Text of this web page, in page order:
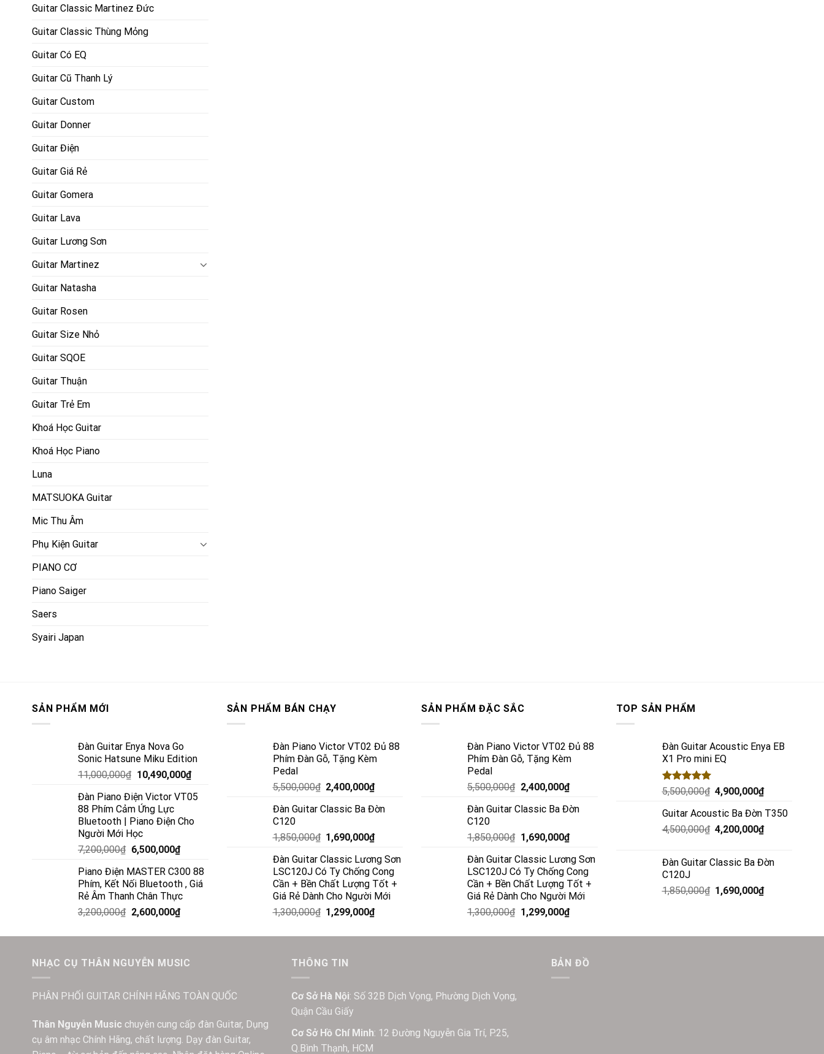
Guitar Classic Martinez Đức
Guitar Classic Thùng Mỏng
Guitar Có EQ
Guitar Cũ Thanh Lý
Guitar Custom
Guitar Donner
Guitar Điện
Guitar Giá Rẻ
Guitar Gomera
Guitar Lava
Guitar Lương Sơn
Guitar Martinez
Guitar Natasha
Guitar Rosen
Guitar Size Nhỏ
Guitar SQOE
Guitar Thuận
Guitar Trẻ Em
Khoá Học Guitar
Khoá Học Piano
Luna
MATSUOKA Guitar
Mic Thu Âm
Phụ Kiện Guitar
PIANO CƠ
Piano Saiger
Saers
Syairi Japan
SẢN PHẨM MỚI
Đàn Guitar Enya Nova Go
Sonic Hatsune Miku Edition
11,000,000₫ 10,490,000₫
Đàn Piano Điện Victor VT05
88 Phím Cảm Ứng Lực
Bluetooth | Piano Điện Cho
Người Mới Học
7,200,000₫ 6,500,000₫
Piano Điện MASTER C300 88
Phím, Kết Nối Bluetooth , Giá
Rẻ Âm Thanh Chân Thực
3,200,000₫ 2,600,000₫
SẢN PHẨM BÁN CHẠY
Đàn Piano Victor VT02 Đủ 88
Phím Đàn Gỗ, Tặng Kèm
Pedal
5,500,000₫ 2,400,000₫
Đàn Guitar Classic Ba Đờn
C120
1,850,000₫ 1,690,000₫
Đàn Guitar Classic Lương Sơn
LSC120J Có Ty Chống Cong
Cần + Bền Chất Lượng Tốt +
Giá Rẻ Dành Cho Người Mới
1,300,000₫ 1,299,000₫
SẢN PHẨM ĐẶC SẮC
Đàn Piano Victor VT02 Đủ 88
Phím Đàn Gỗ, Tặng Kèm
Pedal
5,500,000₫ 2,400,000₫
Đàn Guitar Classic Ba Đờn
C120
1,850,000₫ 1,690,000₫
Đàn Guitar Classic Lương Sơn
LSC120J Có Ty Chống Cong
Cần + Bền Chất Lượng Tốt +
Giá Rẻ Dành Cho Người Mới
1,300,000₫ 1,299,000₫
TOP SẢN PHẨM
Đàn Guitar Acoustic Enya EB
X1 Pro mini EQ
Rated5.00
out of 5
5,500,000₫ 4,900,000₫
Guitar Acoustic Ba Đờn T350
4,500,000₫ 4,200,000₫
Đàn Guitar Classic Ba Đờn
C120J
1,850,000₫ 1,690,000₫
NHẠC CỤ THÂN NGUYỄN MUSIC
PHÂN PHỐI GUITAR CHÍNH HÃNG TOÀN QUỐC
Thân Nguyễn Music chuyên cung cấp đàn Guitar, Dụng
cụ âm nhạc Chính Hãng, chất lượng. Dạy đàn Guitar,
THÔNG TIN
Cơ Sở Hà Nội: Số 32B Dịch Vọng, Phường Dịch Vọng,
Quận Cầu Giấy
Cơ Sở Hồ Chí Minh: 12 Đường Nguyễn Gia Trí, P.25,
Q.Bình Thạnh, HCM
BẢN ĐỒ